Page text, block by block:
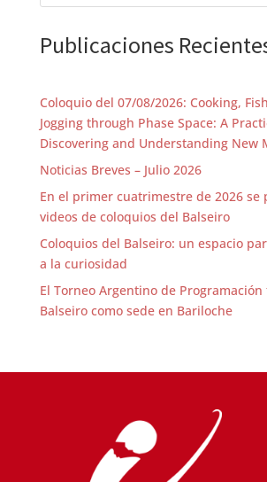
Publicaciones
Coloquio del 07/08/2026: Cooking,
Jogging through Phase Space: A
Discovering and Understanding New
Noticias Breves – Julio 2026
En el primer cuatrimestre de 2026 se
videos de coloquios del Balseiro
Coloquios del Balseiro: un espacio
a la curiosidad
El Torneo Argentino de
Balseiro como sede en Bariloche